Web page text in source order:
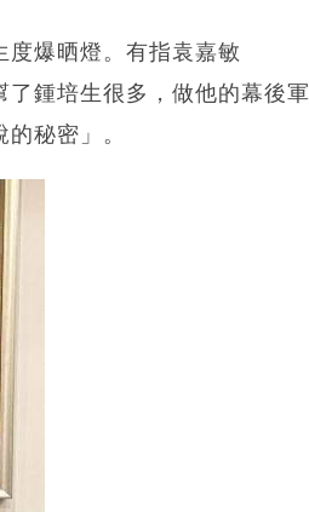
度爆晒燈。有指袁嘉敏
了鍾培生很多，做他的幕後軍
秘密」。